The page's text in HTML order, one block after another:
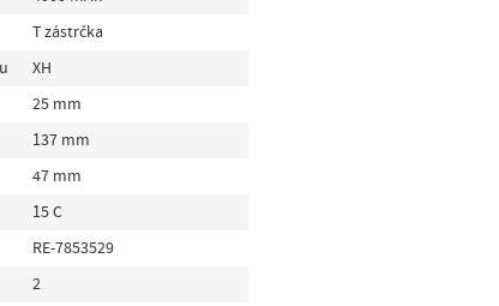
T zástrčka
XH
25 mm
137 mm
47 mm
15 C
RE-7853529
2